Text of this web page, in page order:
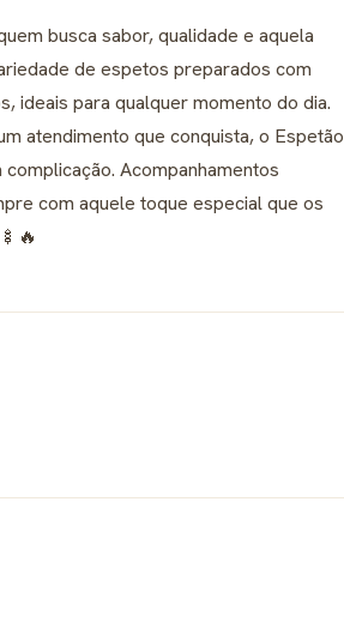
busca sabor, qualidade e aquela
de espetos preparados com
ideais para qualquer momento do dia.
atendimento que conquista, o Espetão
Acompanhamentos
com aquele toque especial que os